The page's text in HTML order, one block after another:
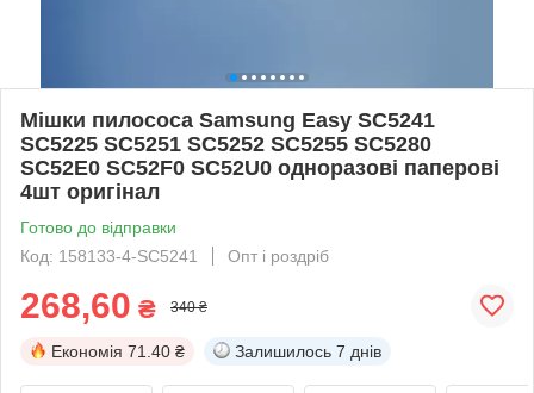
Мішки пилососа Samsung Easy SC5241
SC5225 SC5251 SC5252 SC5255 SC5280
SC52E0 SC52F0 SC52U0 одноразові паперові
4шт оригінал
Готово до відправки
Код: 158133-4-SC5241
Опт і роздріб
268,60 ₴ 340 ₴
Економія 71.40 ₴ Залишилось 7 днів